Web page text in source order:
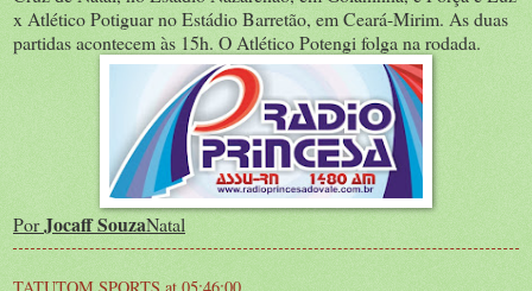
x Atlético Potiguar no Estádio Barretão, em Ceará-Mirim. As duas
partidas acontecem às 15h. O Atlético Potengi folga na rodada.
PorJocaff SouzaNatal
TATUTOM SPORTS at 05:46:00